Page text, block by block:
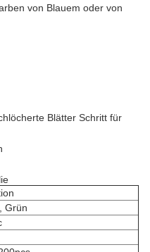
von Blauem oder von
Blätter Schritt für
Grün